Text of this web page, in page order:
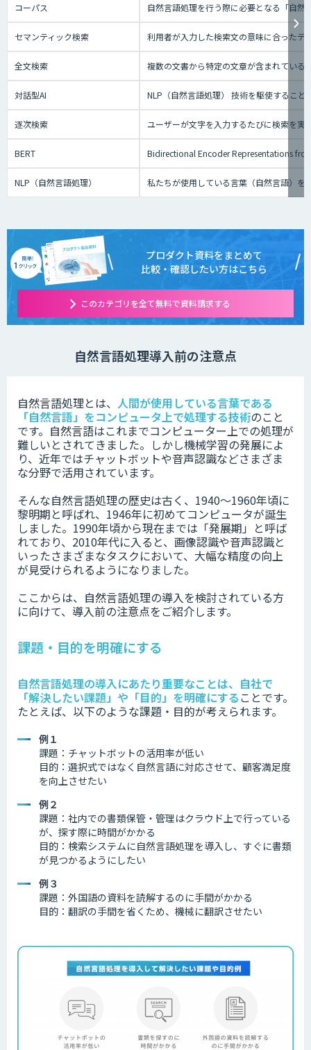
コーパス 自然言語処理を行う際に必要となる「自
セマンティック検索 利用者が入力した検索文の意味に合ったデ
全文検索 複数の文書から特定の文章が含まれている
対話型AI NLP（自然言語処理） 技術を駆使するこ
逐次検索 ユーザーが文字を入力するたびに検索を
BERT Bidirectional Encoder Representations
NLP（自然言語処理） 私たちが使用している言葉（自然言語）を
プロダクト資料をまとめて
比較・確認したい方はこちら
このカテゴリを全て無料で資料請求する
自然言語処理導入前の注意点
自然言語処理とは、 人間が使用している言葉である
「自然言語」をコンピュータ上で処理する技術のこと
です。 自然言語はこれまでコンピューター上での処理が
難しいとされてきました。しかし機械学習の発展によ
り、近年ではチャットボットや音声認識などさまざま
な分野で活用されています。
そんな自然言語処理の歴史は古く、1940〜1960年頃に
黎明期と呼ばれ、1946年に初めてコンピュータが誕生
しました。1990年頃から現在までは「発展期」と呼ば
れており、2010年代に入ると、画像認識や音声認識と
いったさまざまなタスクにおいて、大幅な精度の向上
が見受けられるようになりました。
ここからは、自然言語処理の導入を検討されている方
に向けて、導入前の注意点をご紹介します。
課題・目的を明確にする
自然言語処理の導入にあたり重要なことは、自社で
「解決したい課題」や「目的」を明確にする ことです。
たとえば、以下のような課題・目的が考えられます。
例１
課題：チャットボットの活用率が低い
目的：選択式ではなく自然言語に対応させて、顧客満足度
を向上させたい
例２
課題：社内での書類保管・管理はクラウド上で行っている
が、探す際に時間がかかる
目的：検索システムに自然言語処理を導入し、すぐに書類
が見つかるようにしたい
例３
課題：外国語の資料を読解するのに手間がかかる
目的：翻訳の手間を省くため、機械に翻訳させたい